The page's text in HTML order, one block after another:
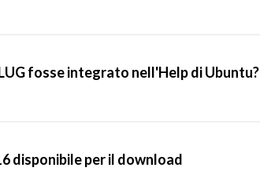
fosse integrato nell'Help di Ubuntu?
disponibile per il download